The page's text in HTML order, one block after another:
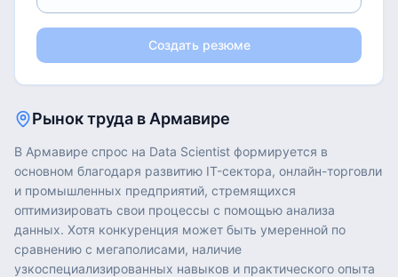
Создать резюме
Рынок труда в Армавире
В Армавире спрос на Data Scientist формируется в
основном благодаря развитию IT-сектора, онлайн-торговли
и промышленных предприятий, стремящихся
оптимизировать свои процессы с помощью анализа
данных. Хотя конкуренция может быть умеренной по
сравнению с мегаполисами, наличие
узкоспециализированных навыков и практического опыта